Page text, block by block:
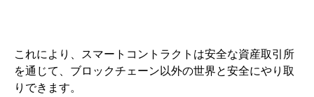
これにより、スマートコントラクトは安全な資産取引所
を通じて、ブロックチェーン以外の世界と安全にやり取
りできます。